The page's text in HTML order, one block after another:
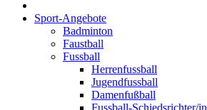
Sport-Angebote
Badminton
Faustball
Fussball
Herrenfussball
Jugendfussball
Damenfußball
Fussball-Schiedsrichter/in